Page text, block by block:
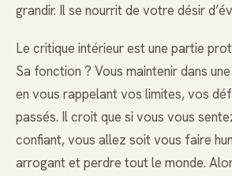
grandir. Il se nourrit de votre désir
Le critique intérieur est une partie
Sa fonction ? Vous maintenir dans
en vous rappelant vos limites, vos
passés. Il croit que si vous vous
confiant, vous allez soit vous faire
arrogant et perdre tout le monde.